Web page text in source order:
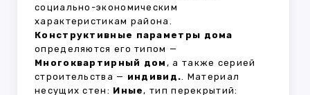
социально-экономическим
характеристикам района.
Конструктивные параметры дома
определяются его типом —
Многоквартирный дом , а также серией
строительства — индивид.. Материал
несущих стен: Иные, тип перекрытий: